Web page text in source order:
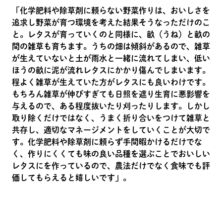
「化学肥料や除草剤に頼らない野菜作りは、おいしさを
追求し野菜が育つ環境を考えた結果そうなっただけのこ
と。レタスが育っていくのと同様に、畝（うね）と畝の
間の雑草も育ちます。うちの畑は傾斜があるので、雑草
が生えていないと土が雨水と一緒に流れてしまい、低い
ほうの畝に泥が流れレタスにかかり傷んでしまいます。
程よく雑草が生えていた方がレタスにも良いわけです。
もちろん雑草が伸びすぎても日照を遮り生育に悪影響を
与えるので、ある程度抜いたり刈ったりします。しかし
取り除くだけではなく、うまく折り合いをつけて雑草と
共存し、適切なマネージメントをしていくことが大切で
す。化学肥料や除草剤に頼らず手間暇かけるだけでな
く、作りにくくても味の良い品種を選ぶことでおいしい
レタスにを作っているので、農法だけでなく食味でも評
価してもらえると嬉しいです」。